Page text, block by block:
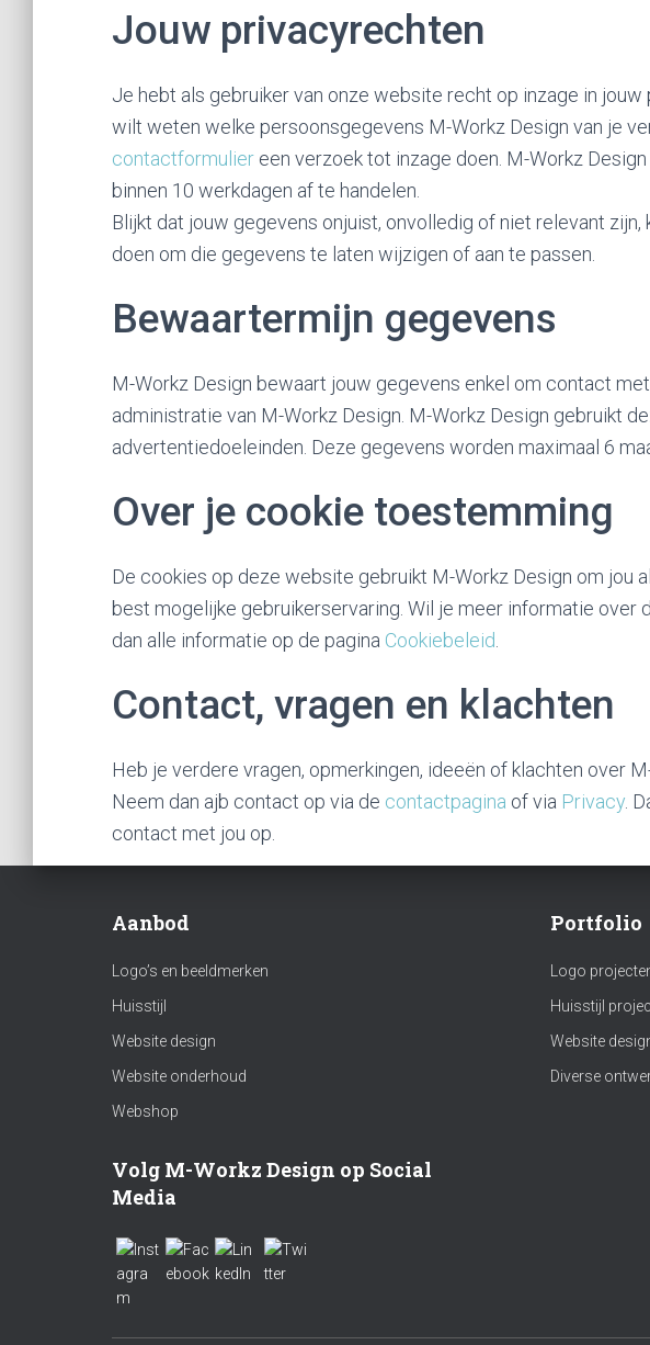
Jouw privacyrechten
Je hebt als gebruiker van onze website recht op inzage in
wilt weten welke persoonsgegevens M-Workz Design van je
contactformulier een verzoek tot inzage doen. M-Workz
binnen 10 werkdagen af te handelen.
Blijkt dat jouw gegevens onjuist, onvolledig of niet relevant zijn,
doen om die gegevens te laten wijzigen of aan te passen.
Bewaartermijn gegevens
M-Workz Design bewaart jouw gegevens enkel om contact
administratie van M-Workz Design. M-Workz Design gebruikt
advertentiedoeleinden. Deze gegevens worden maximaal 6
Over je cookie toestemming
De cookies op deze website gebruikt M-Workz Design om jou
best mogelijke gebruikerservaring. Wil je meer informatie over
dan alle informatie op de pagina Cookiebeleid
Contact, vragen en klachten
Heb je verdere vragen, opmerkingen, ideeën of klachten over
Neem dan ajb contact op via de contactpagina of via Privacy .
contact met jou op.
Aanbod
Logo’s en beeldmerken
Huisstijl
Website design
Website onderhoud
Webshop
Volg M-Workz Design op Social
Media
Portfolio
Logo
Huisstijl
Website
Diverse